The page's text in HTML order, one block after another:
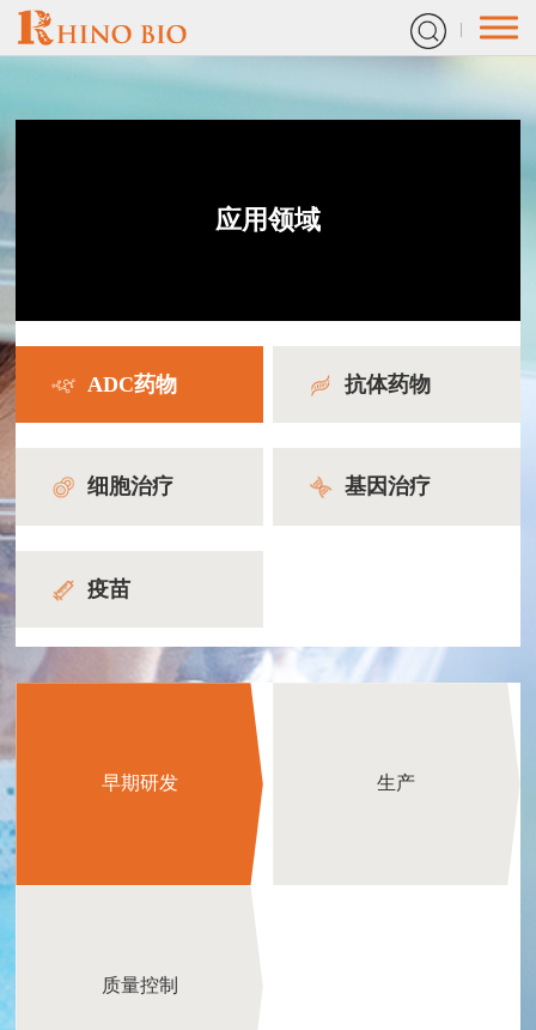
应用领域
ADC药物 抗体药物
细胞治疗 基因治疗
疫苗
早期研发 生产
质量控制